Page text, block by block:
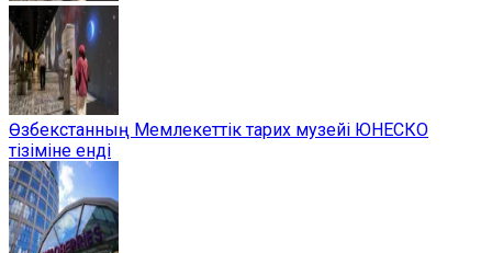
Өзбекстанның Мемлекеттік тарих музейі ЮНЕСКО
тізіміне енді